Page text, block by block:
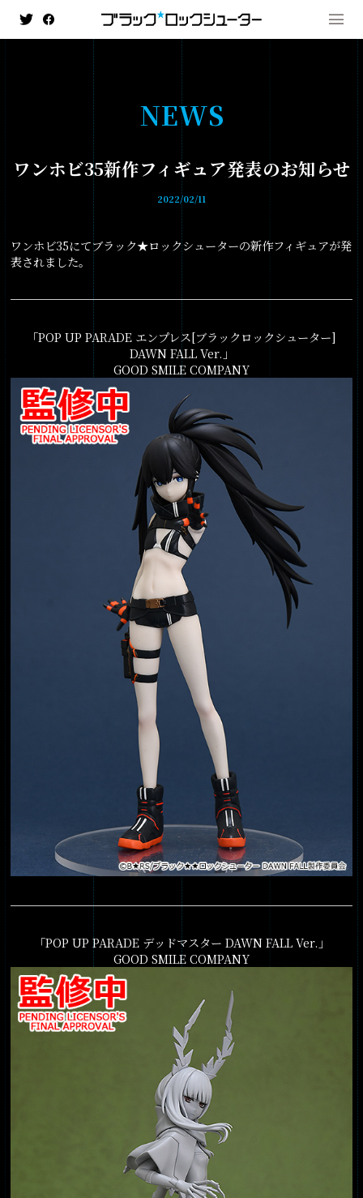
MENU
NEWS
HISTORY
ANIMATION
- ブラック★★ロックシューター DAWN FALL
- TV ANIMATION BLACK☆ROCK SHOOTER
GAME
PRODUCTS
GALLERY
NEWS
ワンホビ35新作フィギュア発表のお知らせ
2022/02/11
ワンホビ35にてブラック★ロックシューターの新作フィギュアが発
表されました。
「POP UP PARADE エンプレス[ブラックロックシューター]
DAWN FALL Ver.」
GOOD SMILE COMPANY
「POP UP PARADE デッドマスター DAWN FALL Ver.」
GOOD SMILE COMPANY